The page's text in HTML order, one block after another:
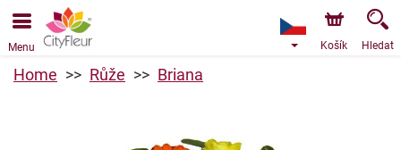
Objednávky přes e-shop přijímáme. Nejbližší možné
doručení je od 9.8.2026 z důvodu dovolené.
Menu Košík Hledat
Home Růže Briana